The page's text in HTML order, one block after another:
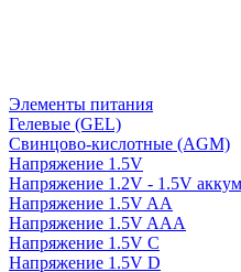
Элементы питания
Гелевые (GEL)
Свинцово-кислотные (AGM)
Напряжение 1.5V
Напряжение 1.2V - 1.5V
Напряжение 1.5V AA
Напряжение 1.5V AAA
Напряжение 1.5V C
Напряжение 1.5V D